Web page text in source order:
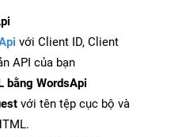
với Client ID, Client
API của bạn
bằng WordsApi
với tên tệp cục bộ và